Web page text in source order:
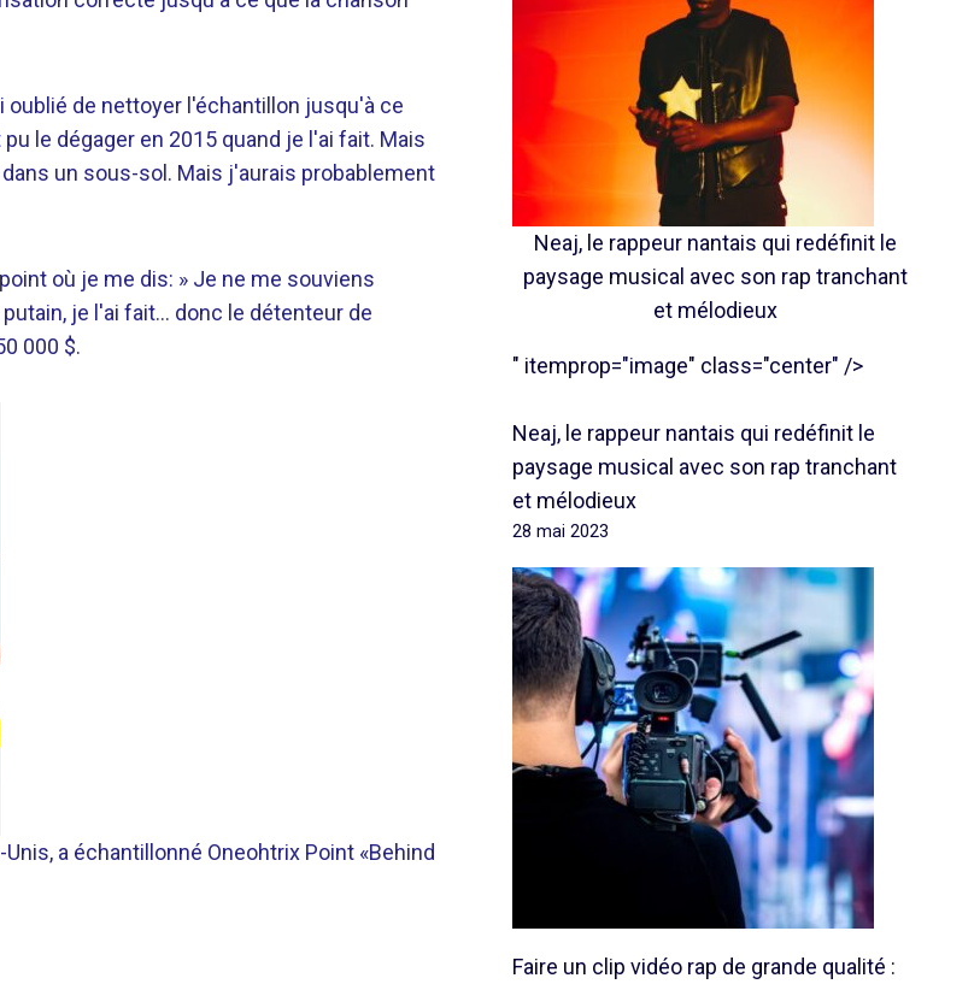
oublié de nettoyer l'échantillon jusqu'à ce
le dégager en 2015 quand je l'ai fait. Mais
un sous-sol. Mais j'aurais probablement
où je me dis: » Je ne me souviens
je l'ai fait… donc le détenteur de
000 $.
a échantillonné Oneohtrix Point «Behind
Neaj, le rappeur nantais qui redéfinit le
paysage musical avec son rap tranchant
et mélodieux
" itemprop="image" class="center" />
Neaj, le rappeur nantais qui redéfinit le
paysage musical avec son rap tranchant
et mélodieux
28 mai 2023
Faire un clip vidéo rap de grande qualité :